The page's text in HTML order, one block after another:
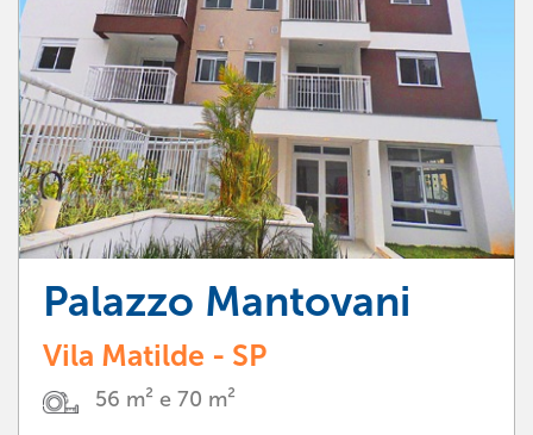
Palazzo Mantovani
Vila Matilde - SP
56 m² e 70 m²